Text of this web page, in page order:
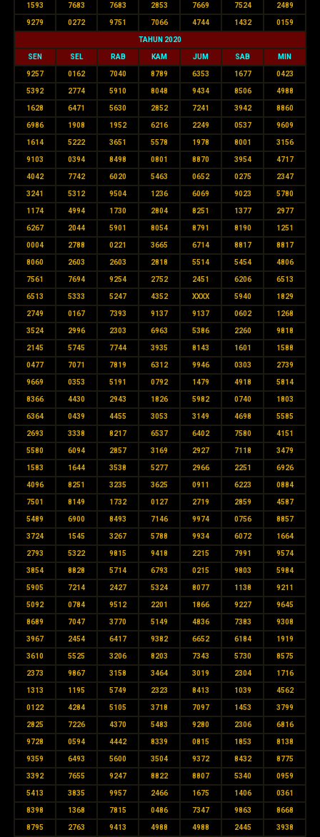
1593 7683 7683 2853 7669 7524 2489
9279 0272 9751 7066 4744 1432 0159
TAHUN 2020
SEN SEL RAB KAM JUM SAB MIN
9257 0162 7040 8789 6353 1677 0423
5392 2774 5910 8048 9434 8506 4988
1628 6471 5630 2852 7241 3942 8860
6986 1908 1952 6216 2249 0537 9609
1614 5222 3651 5578 1978 8001 3156
9103 0394 8498 0801 8870 3954 4717
4042 7742 6020 5463 0652 0275 2347
3241 5312 9504 1236 6069 9023 5780
1174 4994 1730 2804 8251 1377 2977
6267 2044 5901 8054 8791 8190 1251
0004 2788 0221 3665 6714 8817 8817
8060 2603 2603 2818 5514 5454 4806
7561 7694 9254 2752 2451 6206 6513
6513 5333 5247 4352 XXXX 5940 1829
2749 0167 7393 9137 9137 0602 1268
3524 2996 2303 6963 5386 2260 9818
2145 5745 7744 3935 8143 1601 1588
0477 7071 7819 6312 9946 0303 2739
9669 0353 5191 0792 1479 4918 5814
8366 4430 2943 1826 5982 0740 1803
6364 0439 4455 3053 3149 4698 5585
2693 3338 8217 6537 6402 7580 4151
5580 6094 2857 3169 2927 7118 3479
1583 1644 3538 5277 2966 2251 6926
4096 8251 3235 3625 0911 6223 0884
7501 8149 1732 0127 2719 2859 4587
5489 6900 8493 7146 9974 0756 8857
3724 1545 3267 5788 9934 6072 1664
2793 5322 9815 9418 2215 7991 9574
3854 8828 5714 6793 0215 9803 5984
5905 7214 2427 5324 8077 1138 9211
5092 0784 9512 2201 1866 9227 9645
8689 7047 3770 5149 4836 7383 9308
3967 2454 6417 9382 6652 6184 1919
3610 5525 3206 8203 7343 5730 8575
2373 9867 3158 3464 3019 2304 1716
1313 1195 5749 2323 8413 1039 4562
0122 4284 5105 3718 7097 1453 3799
2825 7226 4370 5483 9280 2306 6816
9728 0594 4442 8339 0815 1853 8138
9359 6493 5600 3504 9372 8432 8775
3392 7655 9247 8822 8807 5340 0959
5413 3835 9957 2466 1675 1406 0361
8398 1368 7815 0486 7347 9863 8668
8795 2763 9413 4988 4988 2445 3938